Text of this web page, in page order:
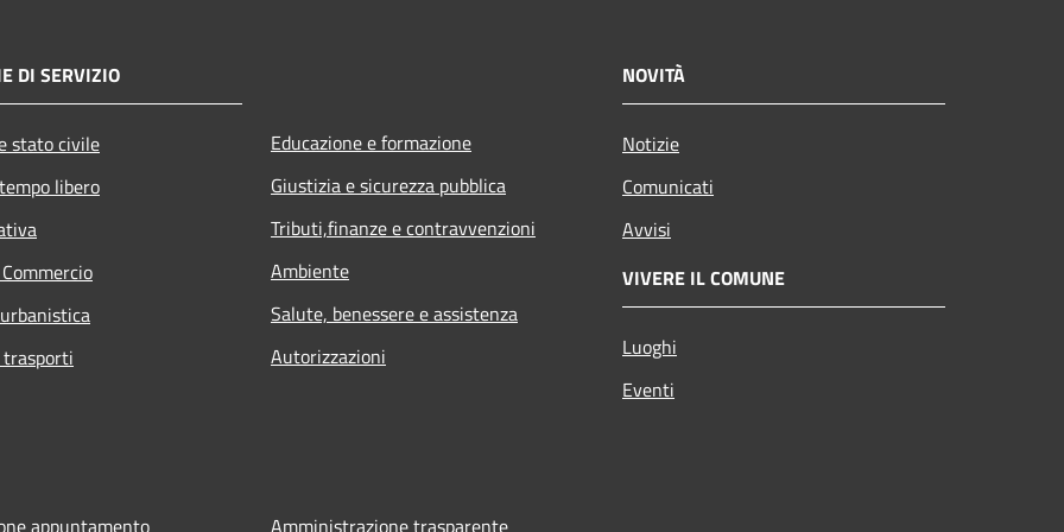
DI SERVIZIO
stato civile
libero
Educazione e formazione
Giustizia e sicurezza pubblica
Tributi,finanze e contravvenzioni
Ambiente
Salute, benessere e assistenza
Autorizzazioni
NOVITÀ
Notizie
Comunicati
Avvisi
VIVERE IL COMUNE
Luoghi
Eventi
appuntamento Amministrazione trasparente